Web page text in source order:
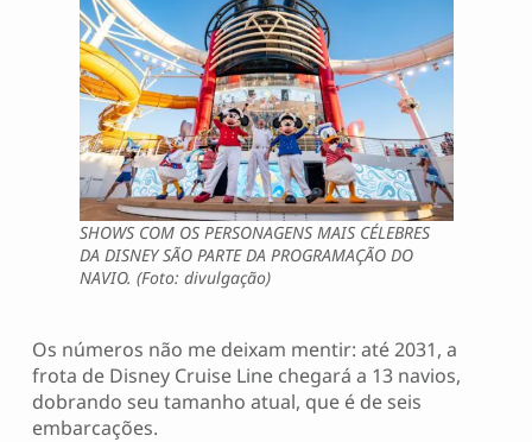
SHOWS COM OS PERSONAGENS MAIS CÉLEBRES
DA DISNEY SÃO PARTE DA PROGRAMAÇÃO DO
NAVIO. (Foto: divulgação)
Os números não me deixam mentir: até 2031, a
frota de Disney Cruise Line chegará a 13 navios,
dobrando seu tamanho atual, que é de seis
embarcações.